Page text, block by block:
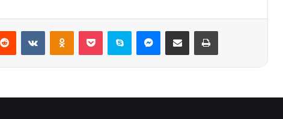
Reddit VKontakteOdnoklassniki
Pocket Skype Messenger
E-Posta ile paylaş Yazdır